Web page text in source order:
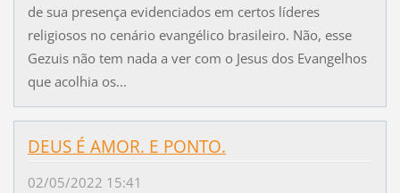
de sua presença evidenciados em certos líderes
religiosos no cenário evangélico brasileiro. Não, esse
Gezuis não tem nada a ver com o Jesus dos Evangelhos
que acolhia os...
DEUS É AMOR. E PONTO.
02/05/2022 15:41